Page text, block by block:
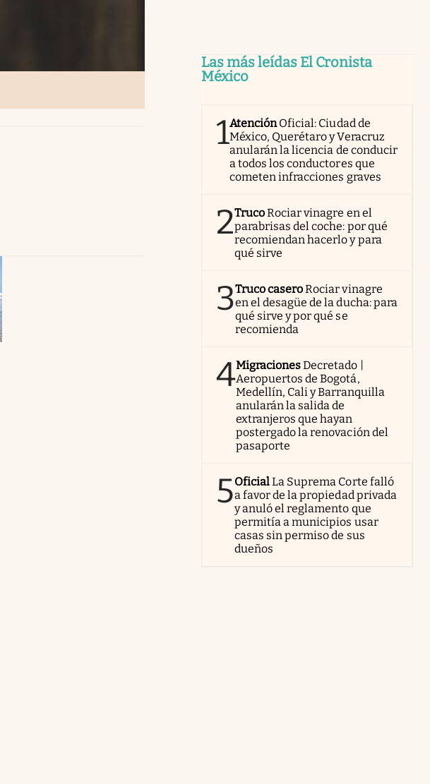
Las más leídas El Cronista
México
1AtenciónOficial: Ciudad de
México, Querétaro y Veracruz
anularán la licencia de conducir
a todos los conductores que
cometen infracciones graves
2TrucoRociar vinagre en el
parabrisas del coche: por qué
recomiendan hacerlo y para
qué sirve
3Truco caseroRociar vinagre
en el desagüe de la ducha: para
qué sirve y por qué se
recomienda
4MigracionesDecretado |
Aeropuertos de Bogotá,
Medellín, Cali y Barranquilla
anularán la salida de
extranjeros que hayan
postergado la renovación del
pasaporte
5OficialLa Suprema Corte falló
a favor de la propiedad privada
y anuló el reglamento que
permitía a municipios usar
casas sin permiso de sus
dueños